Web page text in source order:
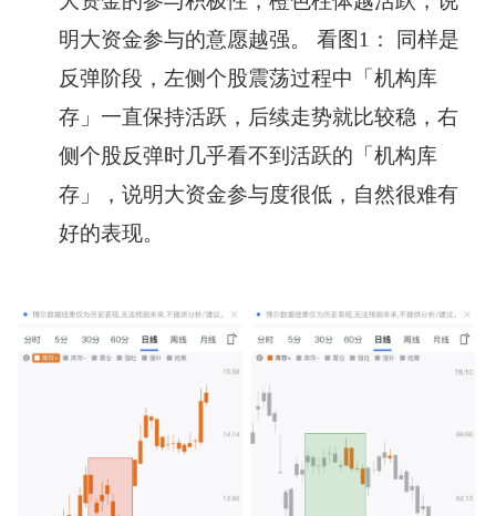
明大资金参与的意愿越强。 看图1： 同样是
反弹阶段，左侧个股震荡过程中「机构库
存」一直保持活跃，后续走势就比较稳，右
侧个股反弹时几乎看不到活跃的「机构库
存」，说明大资金参与度很低，自然很难有
好的表现。